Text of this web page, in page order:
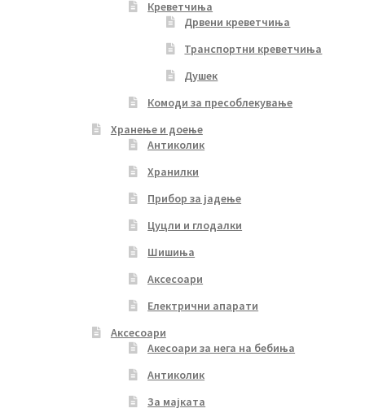
Креветчиња
Дрвени креветчиња
Транспортни креветчиња
Душек
Комоди за пресоблекување
Хранење и доење
Антиколик
Хранилки
Прибор за јадење
Цуцли и глодалки
Шишиња
Аксесоари
Електрични апарати
Аксесоари
Акесоари за нега на бебиња
Антиколик
За мајката